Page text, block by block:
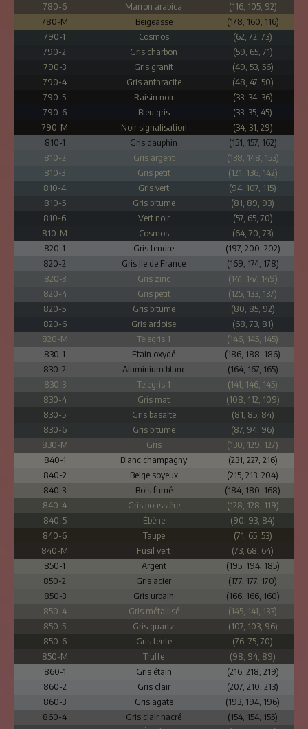
780-6
Marron arabica
(116, 105, 92)
780-M
Beigeasse
(178, 160, 116)
790-1
Cosmos
(62, 72, 73)
790-2
Gris charbon
(59, 65, 71)
790-3
Gris granit
(49, 53, 56)
790-4
Gris anthracite
(48, 47, 50)
790-5
Raisin noir
(33, 34, 36)
790-6
Bleu gris
(33, 35, 45)
790-M
Noir signalisation
(34, 31, 29)
810-1
Gris dauphin
(151, 157, 162)
810-2
Gris argent
(138, 148, 153)
810-3
Gris petit
(121, 136, 142)
810-4
Gris vert
(94, 107, 115)
810-5
Gris bitume
(81, 89, 93)
810-6
Vert noir
(57, 65, 70)
810-M
Cosmos
(64, 70, 73)
820-1
Gris tendre
(197, 200, 202)
820-2
Gris Ile de France
(169, 174, 178)
820-3
Gris zinc
(141, 147, 149)
820-4
Gris petit
(125, 133, 137)
820-5
Gris bitume
(80, 85, 92)
820-6
Gris ardoise
(68, 73, 81)
820-M
Telegris 1
(146, 145, 145)
830-1
Étain oxydé
(186, 188, 186)
830-2
Aluminium blanc
(164, 167, 165)
830-3
Telegris 1
(141, 146, 145)
830-4
Gris mat
(108, 112, 109)
830-5
Gris basalte
(81, 85, 84)
830-6
Gris bitume
(87, 94, 96)
830-M
Gris
(130, 129, 127)
840-1
Blanc champagny
(231, 227, 216)
840-2
Beige soyeux
(215, 213, 204)
840-3
Bois fumé
(184, 180, 168)
840-4
Gris poussière
(128, 128, 119)
840-5
Ébène
(90, 93, 84)
840-6
Taupe
(71, 65, 53)
840-M
Fusil vert
(73, 68, 64)
850-1
Argent
(195, 194, 185)
850-2
Gris acier
(177, 177, 170)
850-3
Gris urbain
(166, 166, 160)
850-4
Gris métallisé
(145, 141, 133)
850-5
Gris quartz
(107, 103, 96)
850-6
Gris tente
(76, 75, 70)
850-M
Truffe
(98, 94, 89)
860-1
Gris étain
(216, 218, 219)
860-2
Gris clair
(207, 210, 213)
860-3
Gris agate
(193, 194, 196)
860-4
Gris clair nacré
(154, 154, 155)